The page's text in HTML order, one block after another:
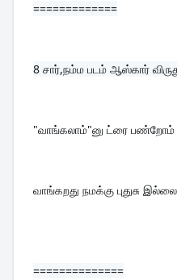
=============
8 சார்,நம்ம படம் ஆஸ்கார்
"வாங்கலாம்"னு ட்ரை பண்றோம்
வாங்கறது நமக்கு புதுசு
==============